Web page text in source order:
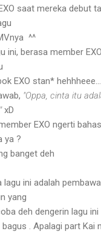
saat mereka debut
^^
berasa member
EXO stan* hehhheee....
"Oppa, cinta itu
xD
EXO ngerti
ya ?
banget deh
ini adalah
yang
deh dengerin lagu ini
. Apalagi part Kai